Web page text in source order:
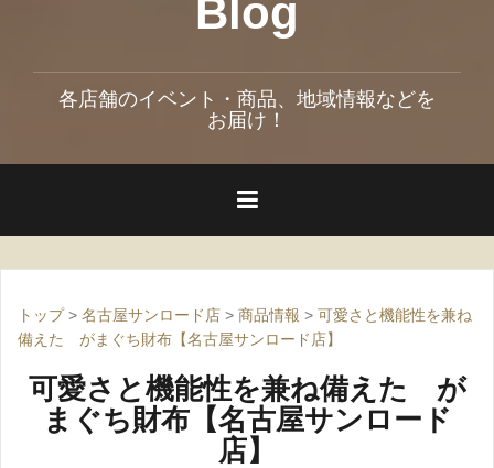
Blog
各店舗のイベント・商品、地域情報などを
お届け！
トップ> 名古屋サンロード店 > 商品情報 > 可愛さと機能性を兼ね
備えた がまぐち財布【名古屋サンロード店】
可愛さと機能性を兼ね備えた が
まぐち財布【名古屋サンロード
店】